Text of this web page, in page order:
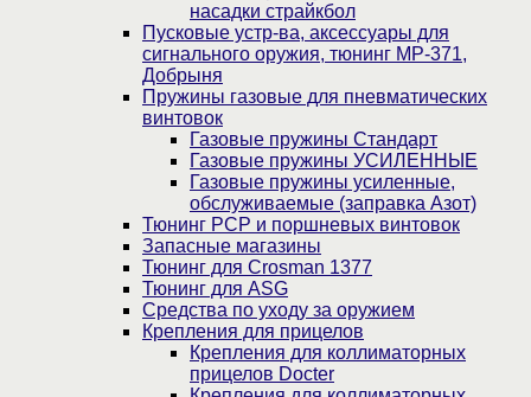
насадки страйкбол
Пусковые устр-ва, аксессуары для
сигнального оружия, тюнинг МР-371,
Добрыня
Пружины газовые для пневматических
винтовок
Газовые пружины Стандарт
Газовые пружины УСИЛЕННЫЕ
Газовые пружины усиленные,
обслуживаемые (заправка Азот)
Тюнинг PCP и поршневых винтовок
Запасные магазины
Тюнинг для Crosman 1377
Тюнинг для ASG
Средства по уходу за оружием
Крепления для прицелов
Крепления для коллиматорных
прицелов Docter